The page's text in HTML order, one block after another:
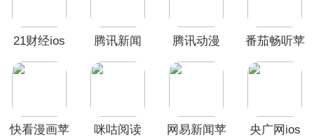
21财经ios
腾讯新闻
腾讯动漫
番茄畅听苹
快看漫画苹
咪咕阅读
网易新闻苹
央广网ios